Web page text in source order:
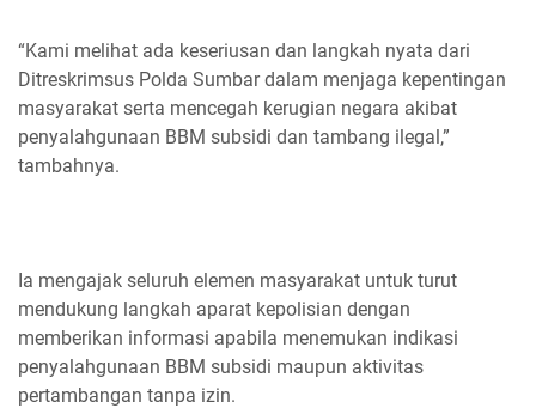
“Kami melihat ada keseriusan dan langkah nyata dari
Ditreskrimsus Polda Sumbar dalam menjaga kepentingan
masyarakat serta mencegah kerugian negara akibat
penyalahgunaan BBM subsidi dan tambang ilegal,”
tambahnya.
Ia mengajak seluruh elemen masyarakat untuk turut
mendukung langkah aparat kepolisian dengan
memberikan informasi apabila menemukan indikasi
penyalahgunaan BBM subsidi maupun aktivitas
pertambangan tanpa izin.